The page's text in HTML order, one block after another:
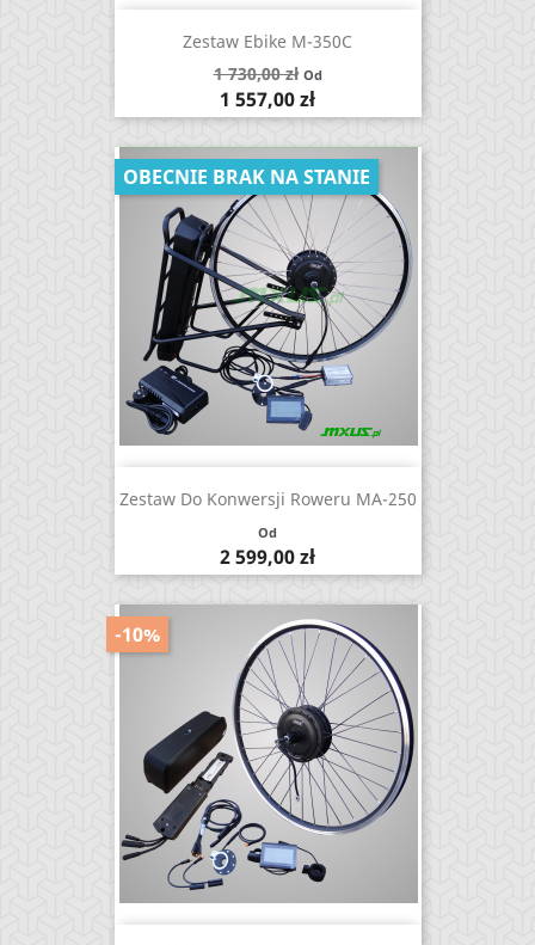
Zestaw Ebike M-350C
Cena
podstawowa
1 730,00 zł Od
Cena
1 557,00 zł
Zestaw Do Konwersji Roweru MA-250
Od
Cena
2 599,00 zł
OBECNIE BRAK NA STANIE
-10%